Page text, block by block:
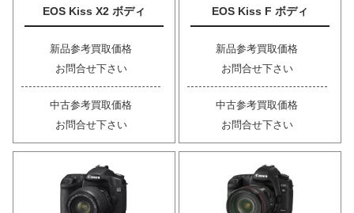
EOS Kiss X2 ボディ
新品参考買取価格
お問合せ下さい
中古参考買取価格
お問合せ下さい
EOS Kiss F ボディ
新品参考買取価格
お問合せ下さい
中古参考買取価格
お問合せ下さい